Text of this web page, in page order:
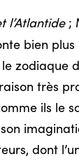
l’Atlantide;
bien
zodiaque
très
ils le
dont